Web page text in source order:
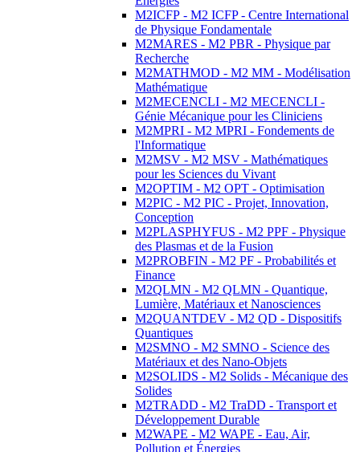
M2ICFP - M2 ICFP - Centre International
de Physique Fondamentale
M2MARES - M2 PBR - Physique par
Recherche
M2MATHMOD - M2 MM - Modélisation
Mathématique
M2MECENCLI - M2 MECENCLI -
Génie Mécanique pour les Cliniciens
M2MPRI - M2 MPRI - Fondements de
l'Informatique
M2MSV - M2 MSV - Mathématiques
pour les Sciences du Vivant
M2OPTIM - M2 OPT - Optimisation
M2PIC - M2 PIC - Projet, Innovation,
Conception
M2PLASPHYFUS - M2 PPF - Physique
des Plasmas et de la Fusion
M2PROBFIN - M2 PF - Probabilités et
Finance
M2QLMN - M2 QLMN - Quantique,
Lumière, Matériaux et Nanosciences
M2QUANTDEV - M2 QD - Dispositifs
Quantiques
M2SMNO - M2 SMNO - Science des
Matériaux et des Nano-Objets
M2SOLIDS - M2 Solids - Mécanique des
Solides
M2TRADD - M2 TraDD - Transport et
Développement Durable
M2WAPE - M2 WAPE - Eau, Air,
Pollution et Énergies